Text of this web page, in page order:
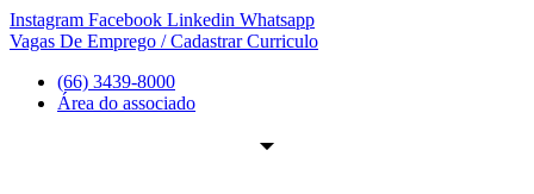
Ir
para
conteúdo
Instagram Facebook Linkedin Whatsapp
Vagas De Emprego / Cadastrar Curriculo
(66) 3439-8000
Área do associado